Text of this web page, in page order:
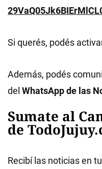
Si querés, podés
Además, podés
del WhatsApp de las
Sumate al
de
Recibí las noticias en